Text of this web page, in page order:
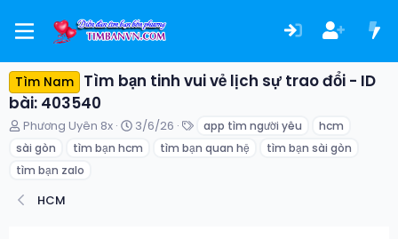
Tìm Nam
Tìm bạn tinh vui vẻ lịch sự trao đổi - ID
bài: 403540
T
r
e
d
Phương Uyên 8x
N
à
3/6/26
k
app tìm người yêu
hcm
sài gòn
tìm bạn hcm tìm bạn quan hệ
tìm bạn sài gòn
tìm bạn zalo
HCM